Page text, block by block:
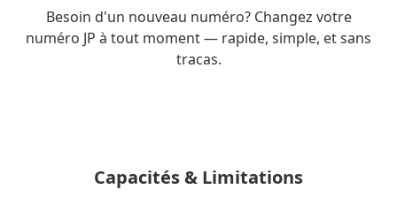
Besoin d'un nouveau numéro? Changez votre
numéro JP à tout moment — rapide, simple, et sans
tracas.
Capacités & Limitations